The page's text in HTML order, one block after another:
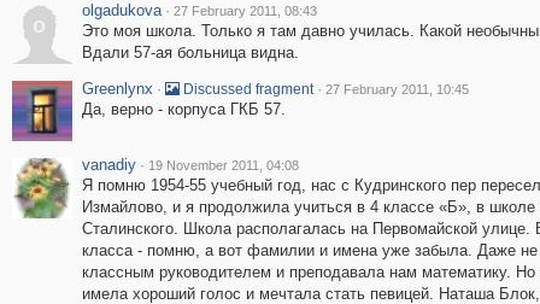
o
olgadukova · 27 February 2011, 08:43
Это моя школа. Только я там давно училась. Какой
Вдали 57-ая больница видна.
Greenlynx · Discussed fragment · 27 February 2011, 10:45
Да, верно - корпуса ГКБ 57.
vanadiy · 19 November 2011, 04:08
Я помню 1954-55 учебный год, нас с Кудринского пер
Измайлово, и я продолжила учиться в 4 классе «Б», в
Сталинского. Школа располагалась на Первомайской
класса - помню, а вот фамилии и имена уже забыла. Даже
классным руководителем и преподавала нам математику.
имела хороший голос и мечтала стать певицей. Наташа